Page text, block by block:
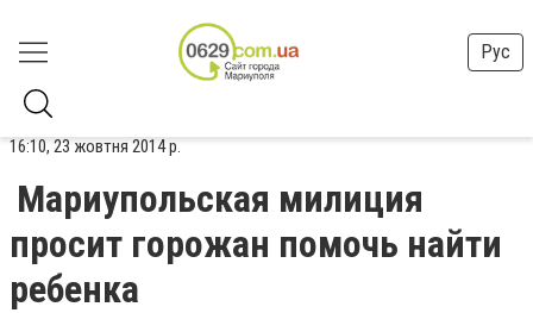
Рус
16:10, 23 жовтня 2014 р.
Мариупольская милиция
просит горожан помочь найти
ребенка